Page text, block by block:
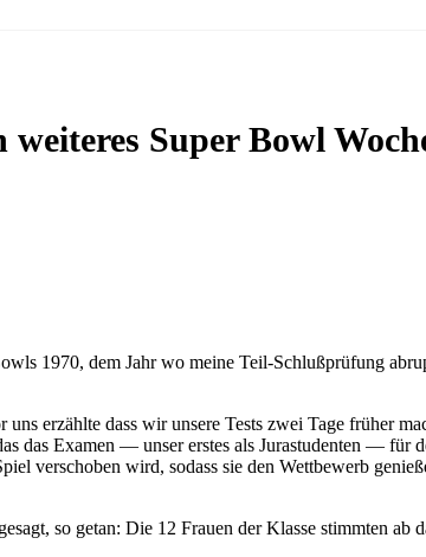
Super Bowl
1970, dem Jahr wo meine Teil-Schlußprüfung
erzählte dass wir unsere Tests zwei Tage früher
das Examen — unser erstes als Jurastudenten — für
verschoben wird, sodass sie den Wettbewerb
so getan: Die 12 Frauen der Klasse stimmten ab